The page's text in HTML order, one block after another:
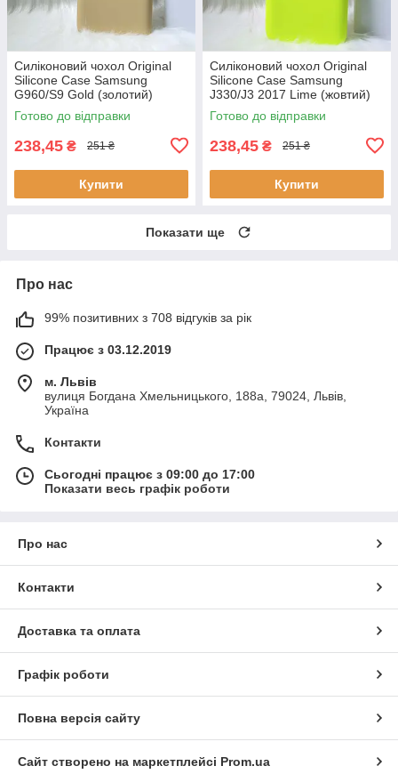
Силіконовий чохол Original
Silicone Case Samsung
G960/S9 Gold (золотий)
Готово до відправки
238,45 ₴ 251 ₴
Купити
Силіконовий чохол Original
Silicone Case Samsung
J330/J3 2017 Lime (жовтий)
Готово до відправки
238,45 ₴ 251 ₴
Купити
Показати ще
Про нас
99% позитивних з 708 відгуків за рік
Працює з 03.12.2019
м. Львів
вулиця Богдана Хмельницького, 188а, 79024, Львів,
Україна
Контакти
Сьогодні працює з 09:00 до 17:00
Показати весь графік роботи
Про нас
Контакти
Доставка та оплата
Графік роботи
Повна версія сайту
Сайт створено на маркетплейсі Prom.ua